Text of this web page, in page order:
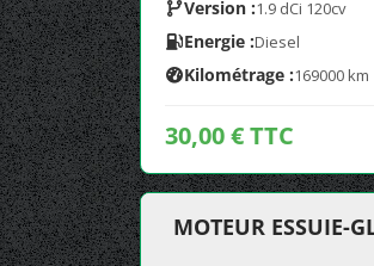
Version :1.9 dCi 120cv
Energie :Diesel
Kilométrage :169000 km
30,00 € TTC
MOTEUR ESSUIE-